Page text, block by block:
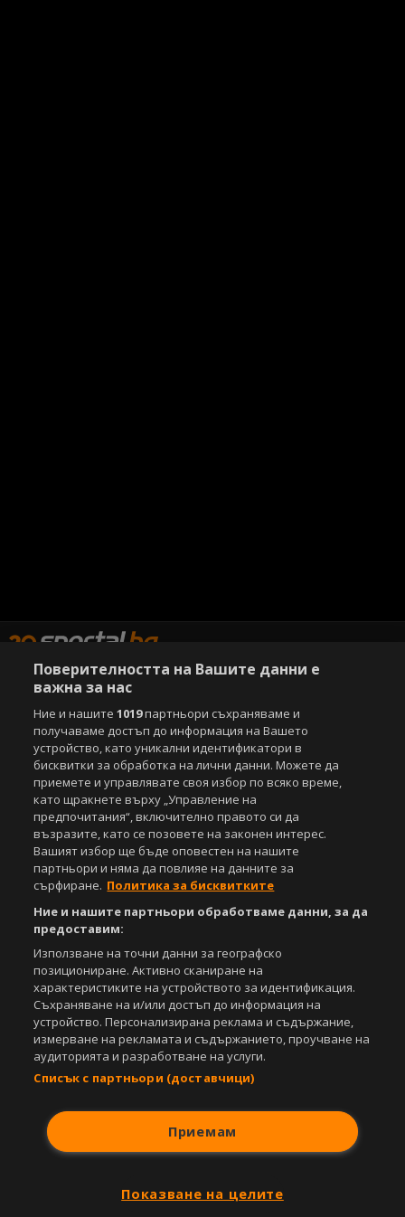
Copyright © 2007-2026 Агенция Спортал. Всички права запазени.
Този уебсайт е собственост наSportal Media Group
За нас Екип За рекламa
Общи условия
Етични правила на НСС
Лични данни
Управление на предпочитания
Съдържанието на този уеб сайт и технологиите, използвани в него, са
под закрила на Закона за авторското право и сродните му права.
Всички статии, репортажи, интервюта и други текстови, графични и
видео материали, публикувани в сайта, са собственост на Агенция
публикуване на текстови материали само след писмено съгласие на
Агенция Спортал, посочване на източника и добавяне на линк към
www.sportal.bg. Използването на графични и видео материали,
публикувани в сайта, е строго забранено. Нарушителите ще бъдат
санкционирани с цялата строгост на закона.
СвалиБЕЗПЛАТНОТОприложение за:
Android
Поверителността на Вашите данни е
важна за нас
Ние и нашите1019партньори съхраняваме и
получаваме достъп до информация на Вашето
устройство, като уникални идентификатори в
бисквитки за обработка на лични данни. Можете да
приемете и управлявате своя избор по всяко време,
като щракнете върху „Управление на
предпочитания“, включително правото си да
възразите, като се позовете на законен интерес.
Вашият избор ще бъде оповестен на нашите
партньори и няма да повлияе на данните за
сърфиране. Политика за бисквитките
Ние и нашите партньори обработваме данни, за да
предоставим:
Използване на точни данни за географско
позициониране. Активно сканиране на
характеристиките на устройството за идентификация.
Съхраняване на и/или достъп до информация на
устройство. Персонализирана реклама и съдържание,
измерване на рекламата и съдържанието, проучване на
аудиторията и разработване на услуги.
Списък с партньори (доставчици)
Приемам
Показване на целите